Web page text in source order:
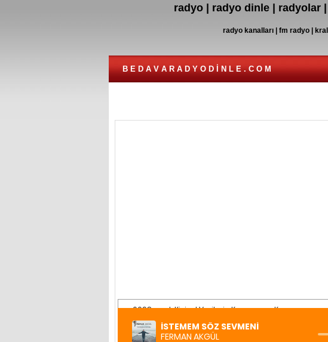
radyo | radyo dinle | radyolar
radyo kanalları | fm radyo |
B E D A V A R A D Y O D İ N L E . C O M